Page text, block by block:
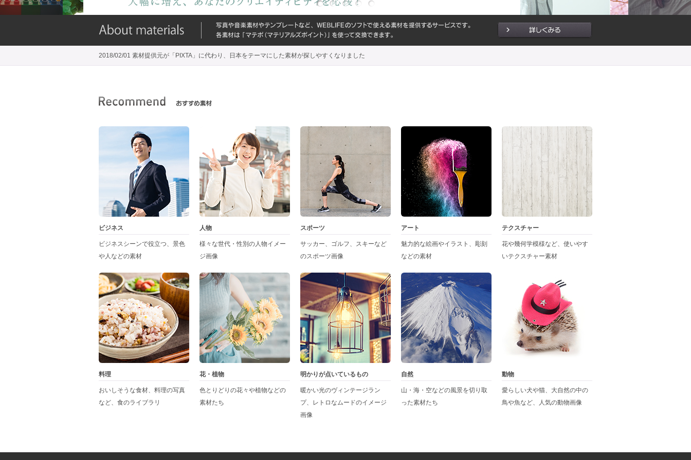
2018/02/01 素材提供元が「PIXTA」に代わり、日本をテーマにした素材が探しやすくなりました
ビジネス
ビジネスシーンで役立つ、景色
や人などの素材
人物
様々な世代・性別の人物イメー
ジ画像
スポーツ
サッカー、ゴルフ、スキーなど
のスポーツ画像
アート
魅力的な絵画やイラスト、彫刻
などの素材
テクスチャー
花や幾何学模様など、使いやす
いテクスチャー素材
料理
おいしそうな食材、料理の写真
など、食のライブラリ
花・植物
色とりどりの花々や植物などの
素材たち
明かりが点いているもの
暖かい光のヴィンテージラン
プ、レトロなムードのイメージ
画像
自然
山・海・空などの風景を切り取
った素材たち
動物
愛らしい犬や猫、大自然の中の
鳥や魚など、人気の動物画像